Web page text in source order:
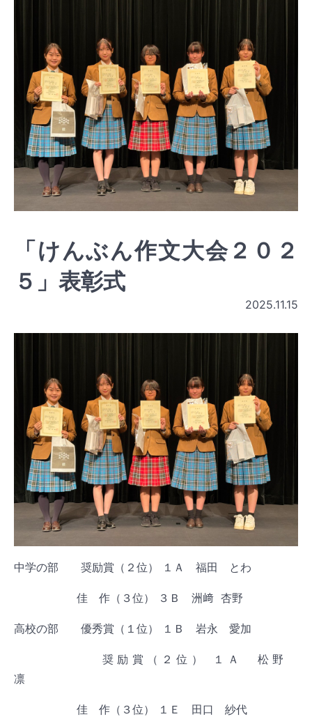
「けんぶん作文大会２０２
５」表彰式
2025.11.15
中学の部 奨励賞（２位） １Ａ 福田 とわ
佳 作（３位） ３Ｂ 洲﨑 杏野
高校の部 優秀賞（１位） １Ｂ 岩永 愛加
奨励賞（２位） １Ａ 松野
凛
佳 作（３位） １Ｅ 田口 紗代